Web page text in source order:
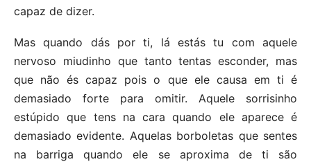
capaz de dizer.
Mas quando dás por ti, lá estás tu com aquele
nervoso miudinho que tanto tentas esconder, mas
que não és capaz pois o que ele causa em ti é
demasiado forte para omitir. Aquele sorrisinho
estúpido que tens na cara quando ele aparece é
demasiado evidente. Aquelas borboletas que sentes
na barriga quando ele se aproxima de ti são